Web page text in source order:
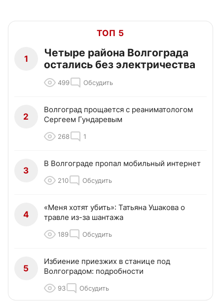
ТОП 5
1
Четыре района Волгограда
остались без электричества
499 Обсудить
2
Волгоград прощается с реаниматологом
Сергеем Гундаревым
268 1
3
В Волгограде пропал мобильный интернет
210 Обсудить
4
«Меня хотят убить»: Татьяна Ушакова о
травле из-за шантажа
189 Обсудить
5
Избиение приезжих в станице под
Волгоградом: подробности
93 Обсудить